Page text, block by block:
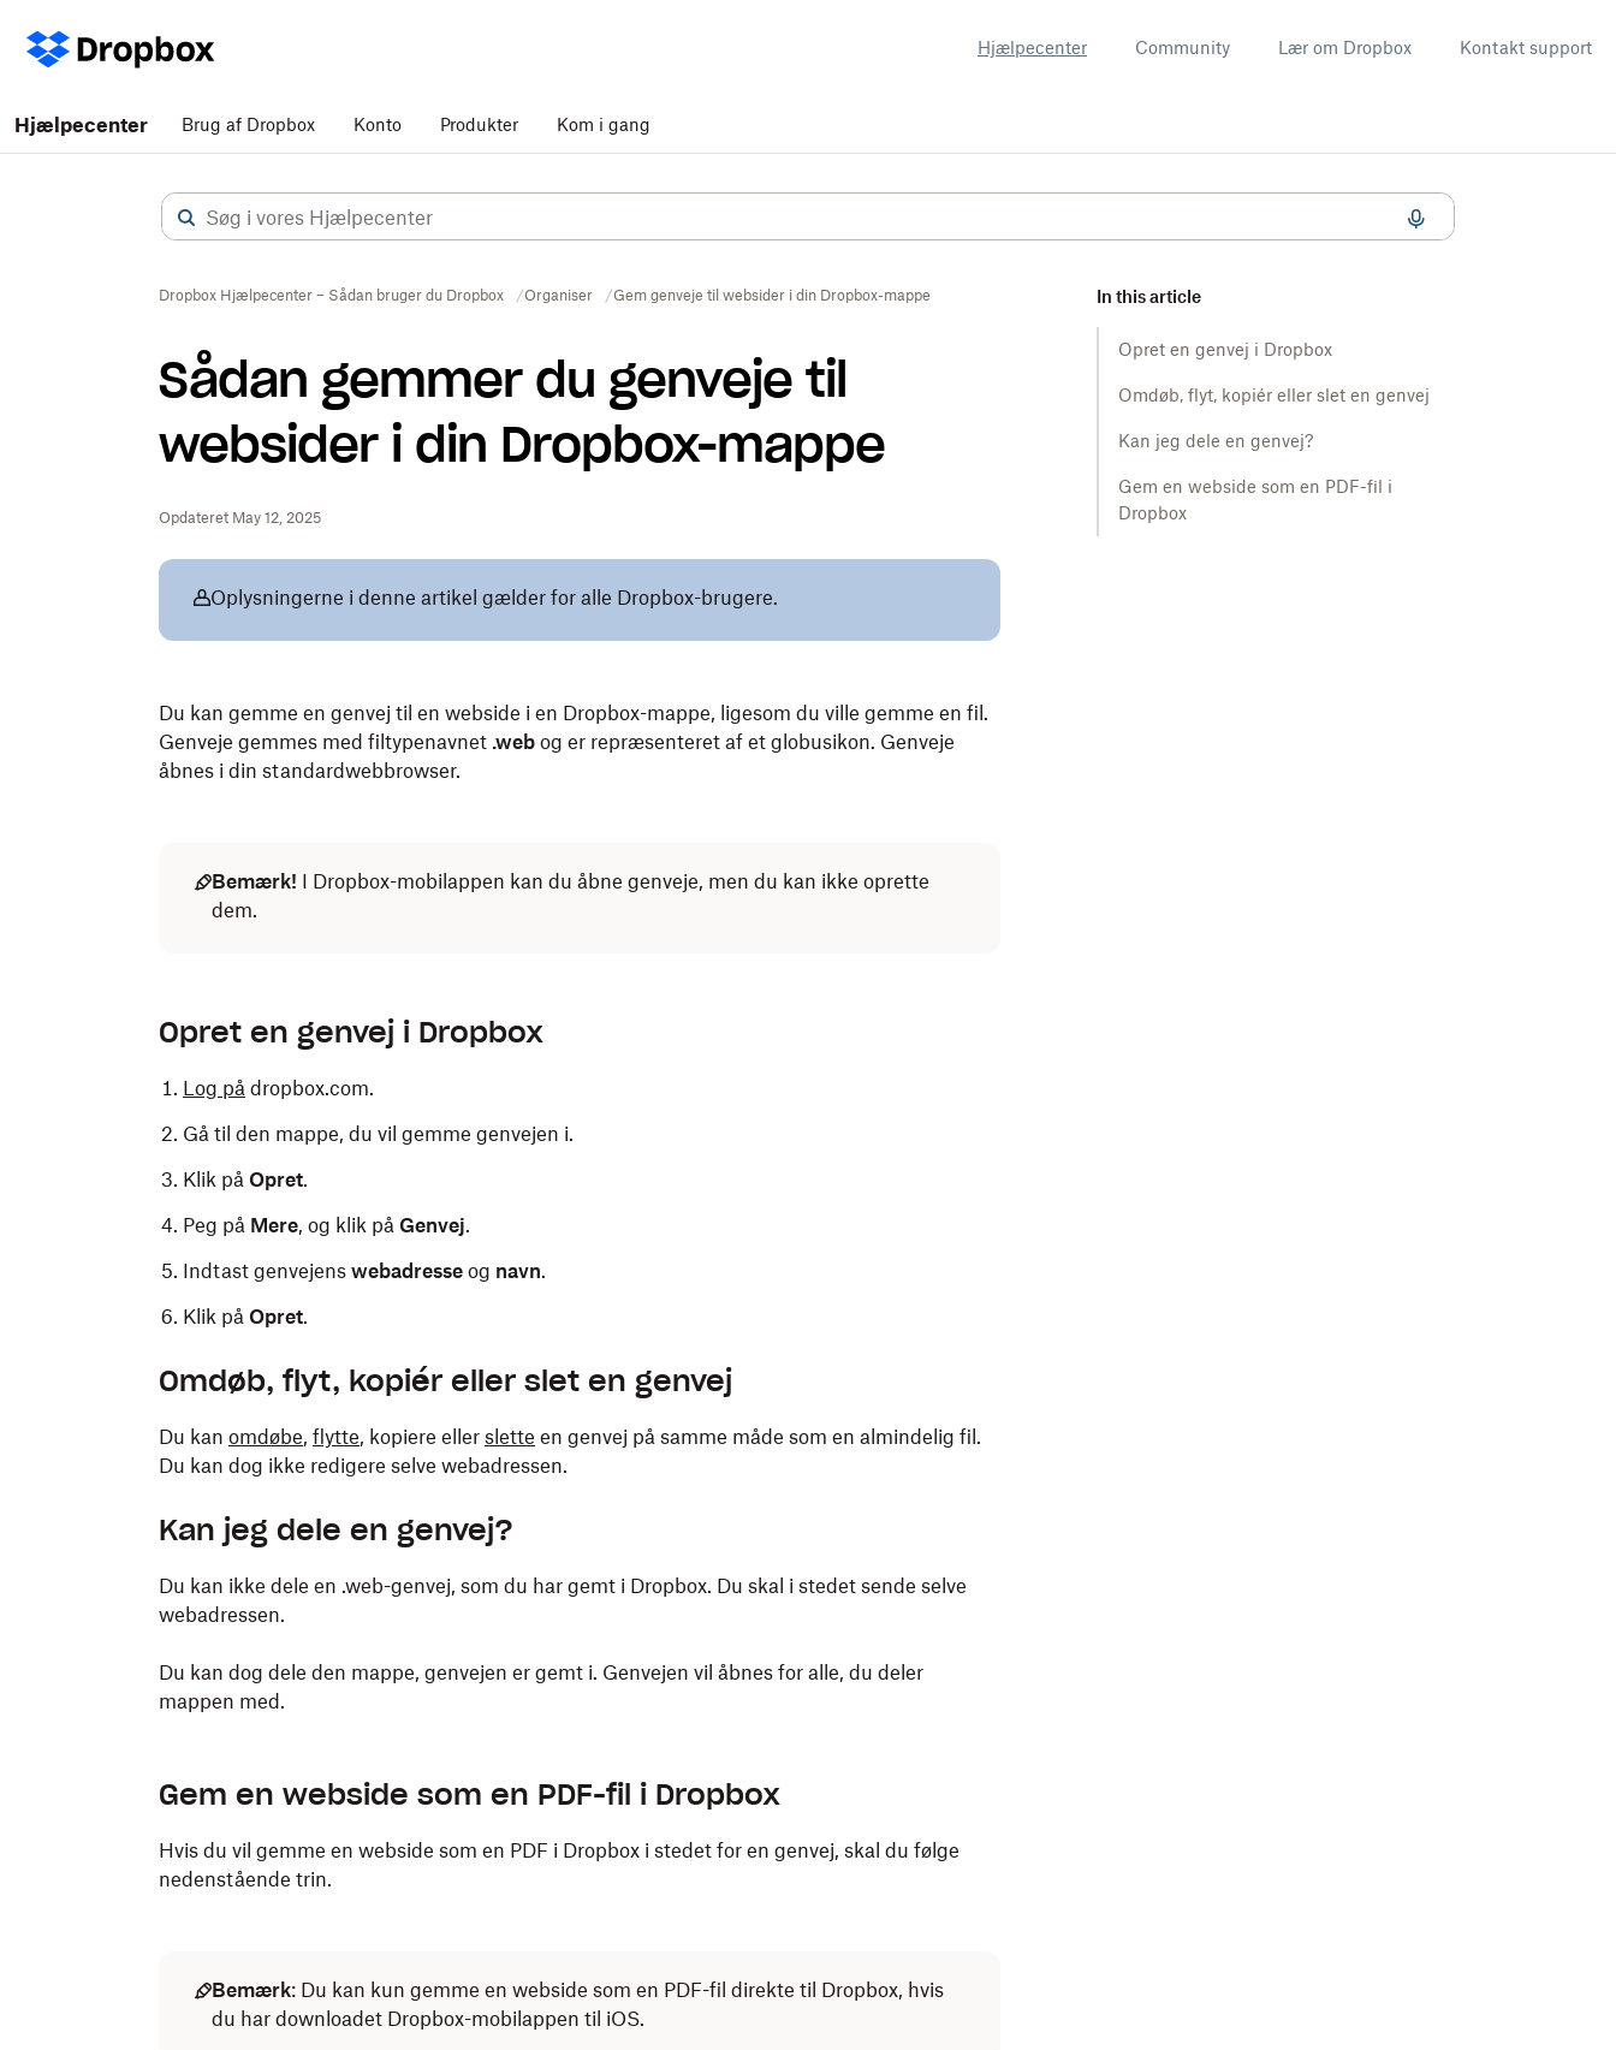
Hjælpecenter Community Lær om Dropbox Kontakt support
Hjælpecenter Brug af Dropbox Konto Produkter Kom i gang
Dropbox Hjælpecenter – Sådan bruger du Dropbox Organiser Gem genveje til websider i din Dropbox-mappe
Sådan gemmer du genveje til
websider i din Dropbox-mappe
Opdateret May 12, 2025
In this article
Opret en genvej i Dropbox
Omdøb, flyt, kopiér eller slet en genvej
Kan jeg dele en genvej?
Gem en webside som en PDF-fil i
Dropbox
Oplysningerne i denne artikel gælder for alle Dropbox-brugere.
Du kan gemme en genvej til en webside i en Dropbox-mappe, ligesom du ville gemme en fil.
Genveje gemmes med filtypenavnet .web og er repræsenteret af et globusikon. Genveje
åbnes i din standardwebbrowser.
Bemærk! I Dropbox-mobilappen kan du åbne genveje, men du kan ikke oprette
dem.
Opret en genvej i Dropbox
Log på dropbox.com.
Gå til den mappe, du vil gemme genvejen i.
Klik på Opret.
Peg på Mere, og klik på Genvej.
Indtast genvejens webadresse og navn.
Klik på Opret.
Omdøb, flyt, kopiér eller slet en genvej
Du kan omdøbe, flytte, kopiere eller slette en genvej på samme måde som en almindelig fil.
Du kan dog ikke redigere selve webadressen.
Kan jeg dele en genvej?
Du kan ikke dele en .web-genvej, som du har gemt i Dropbox. Du skal i stedet sende selve
webadressen.
Du kan dog dele den mappe, genvejen er gemt i. Genvejen vil åbnes for alle, du deler
mappen med.
Gem en webside som en PDF-fil i Dropbox
Hvis du vil gemme en webside som en PDF i Dropbox i stedet for en genvej, skal du følge
nedenstående trin.
Bemærk: Du kan kun gemme en webside som en PDF-fil direkte til Dropbox, hvis
du har downloadet Dropbox-mobilappen til iOS.